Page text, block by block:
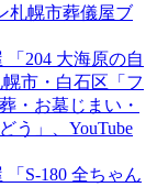
札幌市葬儀屋ブ
204 大海原の自
市・白石区「フ
・お墓じまい・
う」、YouTube
S-180 全ちゃん